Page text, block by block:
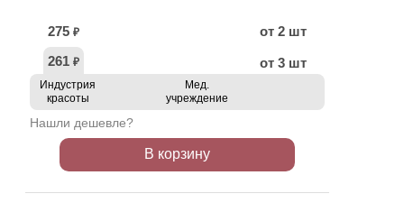
275 ₽
от 2 шт
261 ₽ от 3 шт
Индустрия
красоты
Мед.
учреждение
Нашли дешевле?
В корзину